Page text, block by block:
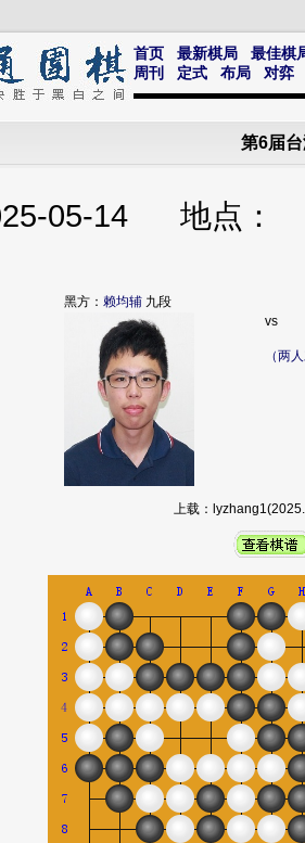
首页 最新棋局
最佳棋
周刊
定式 布局 对弈
第6届
05-14 地点
黑方： 赖均辅 九段
vs
（两
上载：